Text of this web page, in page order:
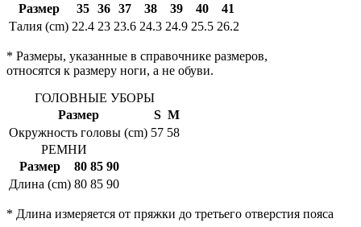
Размер
35 36 37 38 39 40
41
Талия (cm) 22.4 23 23.6 24.3 24.9 25.5 26.2
* Размеры, указанные в справочнике размеров,
относятся к размеру ноги, а не обуви.
ГОЛОВНЫЕ УБОРЫ
Размер
S M
Окружность головы (cm) 57 58
РЕМНИ
Размер
80 85 90
Длина (cm) 80 85 90
* Длина измеряется от пряжки до третьего отверстия пояса